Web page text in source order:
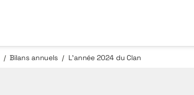
/ Bilans annuels / L’année 2024 du Clan